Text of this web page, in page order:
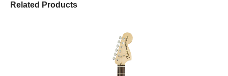
Related Products